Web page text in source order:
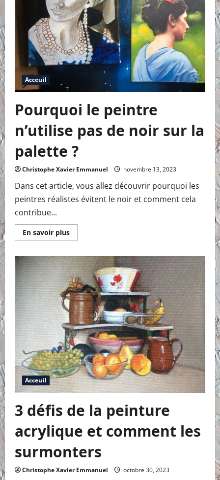
de
Marne
Acceuil
Pourquoi le peintre
n’utilise pas de noir sur la
palette ?
Christophe Xavier Emmanuel novembre 13, 2023
Dans cet article, vous allez découvrir pourquoi les
peintres réalistes évitent le noir et comment cela
contribue...
En savoir plusEn
savoir
Pourquoi
le
peintre
n’utilise
pas
de
noir
sur
la
palette
?
Acceuil
3 défis de la peinture
acrylique et comment les
surmonters
Christophe Xavier Emmanuel octobre 30, 2023